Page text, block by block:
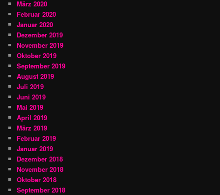
März 2020
Februar 2020
Januar 2020
Dezember 2019
November 2019
Oktober 2019
September 2019
August 2019
Juli 2019
Juni 2019
Mai 2019
April 2019
März 2019
Februar 2019
Januar 2019
Dezember 2018
November 2018
Oktober 2018
September 2018